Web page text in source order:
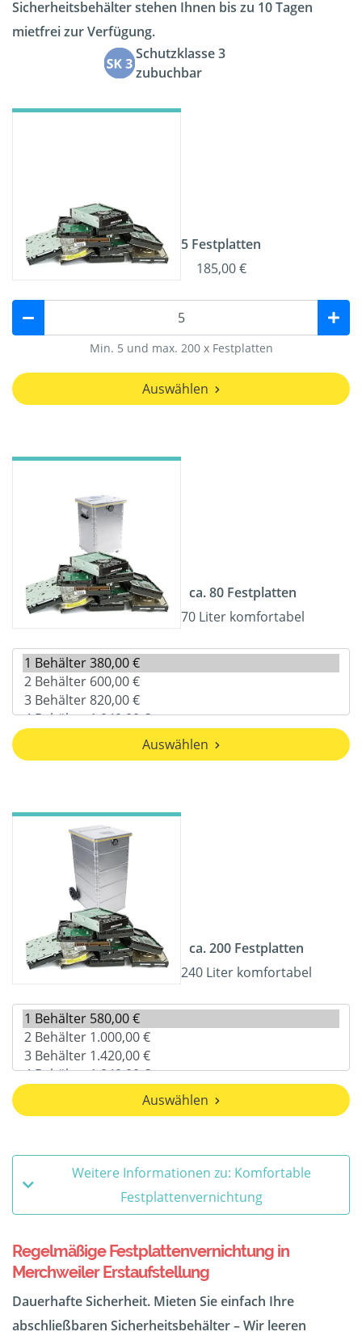
Sicherheitsbehälter stehen Ihnen bis zu 10 Tagen
mietfrei zur Verfügung.
Schutzklasse 3
zubuchbar
5 Festplatten
185,00 €
Min. 5 und max. 200 x Festplatten
Auswählen
ca. 80 Festplatten
70 Liter komfortabel
Auswählen
ca. 200 Festplatten
240 Liter komfortabel
Auswählen
Weitere Informationen zu: Komfortable
Festplattenvernichtung
Regelmäßige Festplattenvernichtung in
Merchweiler Erstaufstellung
Dauerhafte Sicherheit. Mieten Sie einfach Ihre
abschließbaren Sicherheitsbehälter – Wir leeren